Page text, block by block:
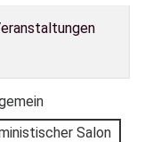
Salon